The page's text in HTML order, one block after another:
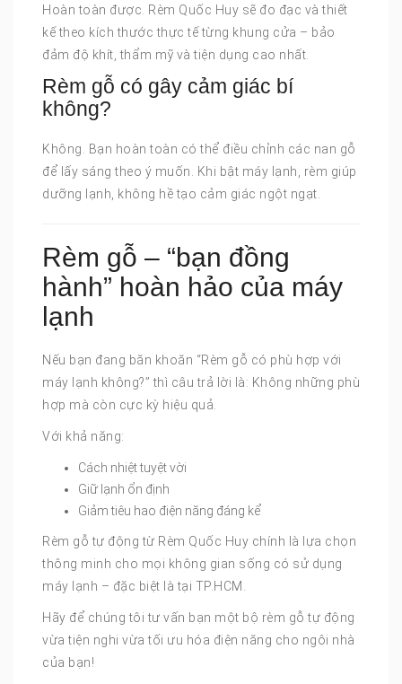
Hoàn toàn được. Rèm Quốc Huy sẽ đo đạc và thiết
kế theo kích thước thực tế từng khung cửa – bảo
đảm độ khít, thẩm mỹ và tiện dụng cao nhất.
Rèm gỗ có gây cảm giác bí
không?
Không. Bạn hoàn toàn có thể điều chỉnh các nan gỗ
để lấy sáng theo ý muốn. Khi bật máy lạnh, rèm giúp
dưỡng lạnh, không hề tạo cảm giác ngột ngạt.
Rèm gỗ – “bạn đồng
hành” hoàn hảo của máy
lạnh
Nếu bạn đang băn khoăn “Rèm gỗ có phù hợp với
máy lạnh không?” thì câu trả lời là: Không những phù
hợp mà còn cực kỳ hiệu quả.
Với khả năng:
Cách nhiệt tuyệt vời
Giữ lạnh ổn định
Giảm tiêu hao điện năng đáng kể
Rèm gỗ tự động từ Rèm Quốc Huy chính là lựa chọn
thông minh cho mọi không gian sống có sử dụng
máy lạnh – đặc biệt là tại TP.HCM.
Hãy để chúng tôi tư vấn bạn một bộ rèm gỗ tự động
vừa tiện nghi vừa tối ưu hóa điện năng cho ngôi nhà
của bạn!